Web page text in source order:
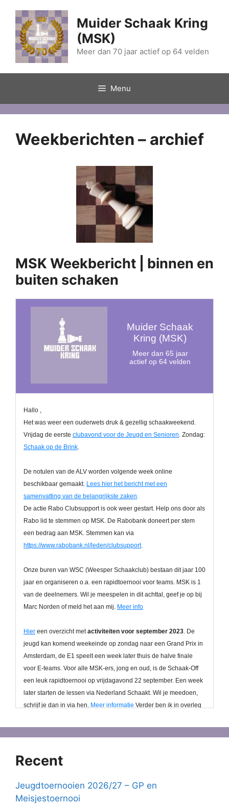
naar
inhoud
Muider Schaak Kring
(MSK)
Meer dan 70 jaar actief op 64 velden
Menu
Weekberichten – archief
MSK Weekbericht | binnen en
buiten schaken
Recent
Jeugdtoernooien 2026/27 – GP en
Meisjestoernooi